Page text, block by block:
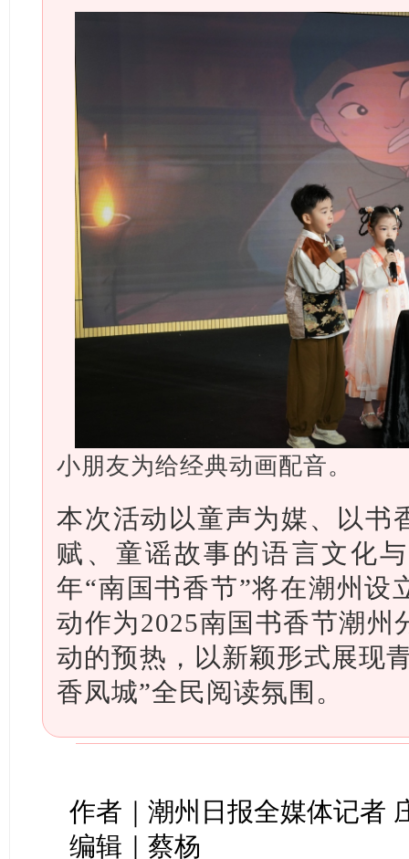
小朋友为给经典动画配音。
本次活动以童声为媒、以书
赋、童谣故事的语言文化
年“南国书香节”将在潮州设
动作为2025南国书香节潮州
动的预热，以新颖形式展现
香凤城”全民阅读氛围。
作者｜潮州日报全媒体记者
编辑｜蔡杨